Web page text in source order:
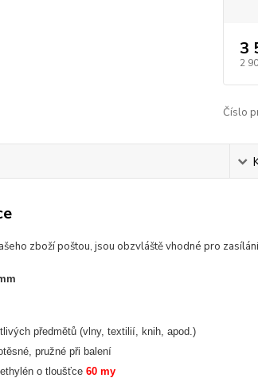
3
2
Číslo
zboží poštou, jsou obzvláště vhodné pro
předmětů (vlny, textilií, knih, apod.)
pružné při balení
o tloušťce 60 my